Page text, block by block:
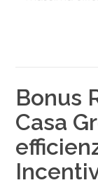
Bonus
Casa